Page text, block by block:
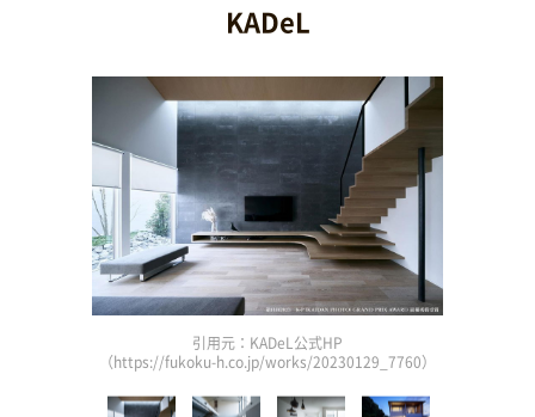
KADeL
引用元：KADeL公式HP
（https://fukoku-h.co.jp/works/20230129_7760）